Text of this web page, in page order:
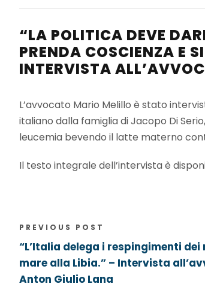
“LA POLITICA DEVE
PRENDA COSCIENZA E
INTERVISTA
L’avvocato Mario Melillo è stato
italiano dalla famiglia di Jacopo Di
leucemia bevendo il latte materno
Il testo integrale dell’intervista è
PREVIOUS POST
“L’Italia delega i respingimenti
mare alla Libia.” – Intervista
Anton Giulio Lana